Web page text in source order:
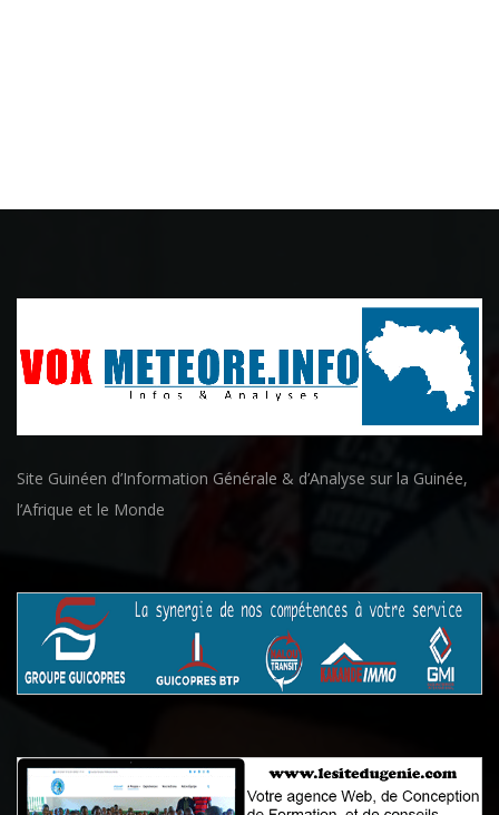
Site Guinéen d’Information Générale & d’Analyse sur la Guinée,
l’Afrique et le Monde